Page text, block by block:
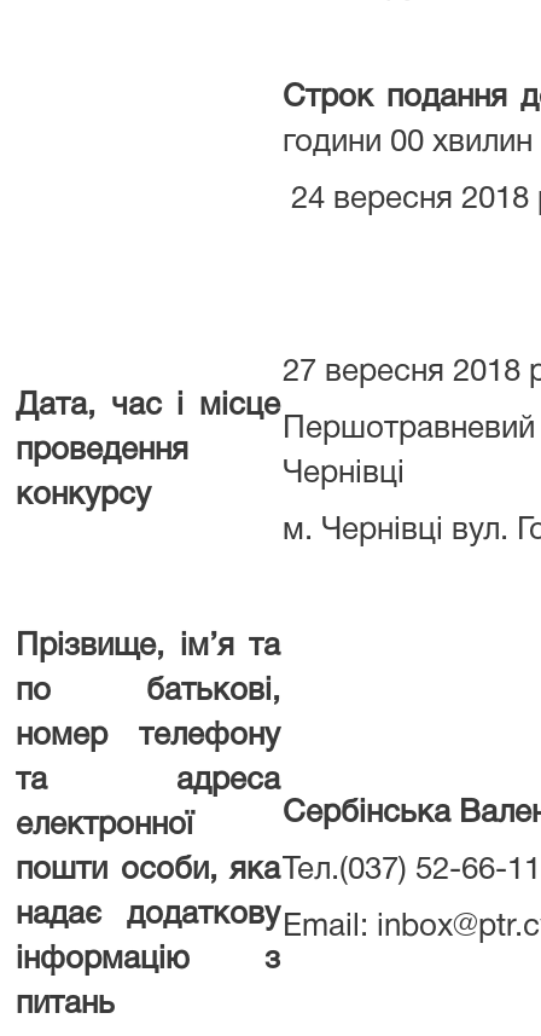
Строк подання
години 00 хвилин
24 вересня
Дата, час і місце
проведення
конкурсу
27 вересня 2018
Чернівці
м. Чернівці вул.
Прізвище, ім’я та
по батькові,
номер телефону
та адреса
електронної
пошти особи, яка
надає додаткову
інформацію з
питань
Сербінська
Тел.(037) 52-66-11
Email: